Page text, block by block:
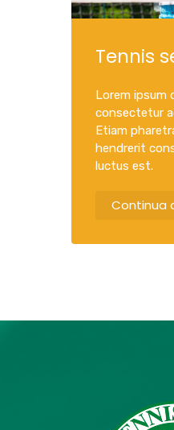
Tennis
Lorem ipsum
consectetur
Etiam
hendrerit
luctus est.
Continua